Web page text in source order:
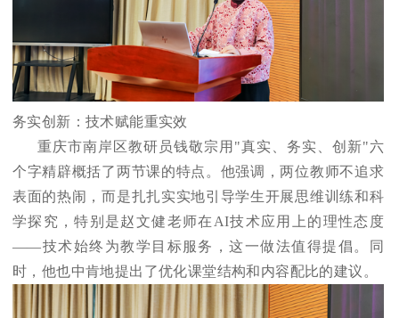
务实创新：技术赋能重实效
重庆市南岸区教研员钱敬宗用"真实、务实、创新"六
个字精辟概括了两节课的特点。他强调，两位教师不追求
表面的热闹，而是扎扎实实地引导学生开展思维训练和科
学探究，特别是赵文健老师在AI技术应用上的理性态度
——技术始终为教学目标服务，这一做法值得提倡。同
时，他也中肯地提出了优化课堂结构和内容配比的建议。